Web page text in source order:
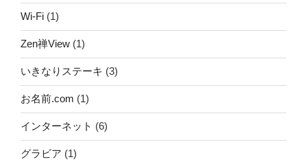
Wi-Fi (1)
Zen禅View (1)
いきなりステーキ (3)
お名前.com (1)
インターネット (6)
グラビア (1)